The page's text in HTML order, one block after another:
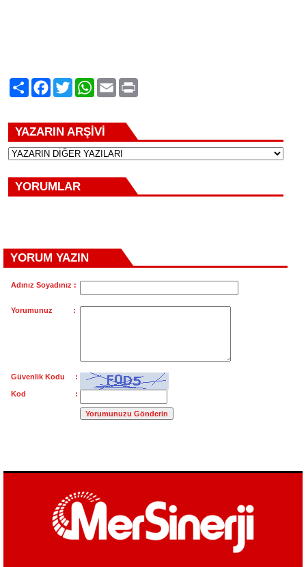
PaylaşFacebook
TwitterWhatsApp
EmailPrint
YAZARIN ARŞİVİ
YORUMLAR
YORUM YAZIN
Adınız Soyadınız :
Yorumunuz :
Güvenlik Kodu :
Kod :